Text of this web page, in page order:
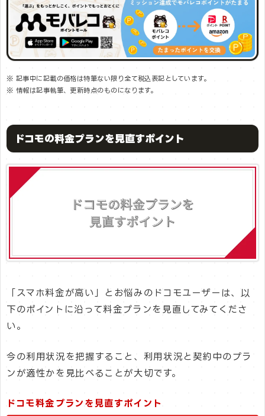
※ 記事中に記載の価格は特筆ない限り全て税込表記としています。
※ 情報は記事執筆、更新時点のものになります。
ドコモの料金プランを見直すポイント
「スマホ料金が高い」とお悩みのドコモユーザーは、以
下のポイントに沿って料金プランを見直してみてくださ
い。
今の利用状況を把握すること、利用状況と契約中のプラ
ンが適性かを見比べることが大切です。
ドコモ料金プランを見直すポイント